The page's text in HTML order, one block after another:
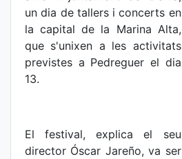
un dia de tallers i concerts en
la capital de la Marina Alta,
que s'unixen a les activitats
previstes a Pedreguer el dia
13.
El festival, explica el seu
director Óscar Jareño, va ser